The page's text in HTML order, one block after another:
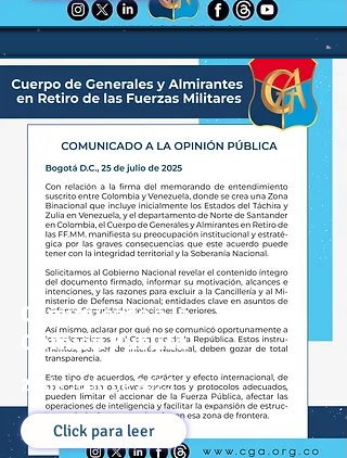
Comunicado a la
Opinión Pública
25 de Julio de 2025
Click para leer